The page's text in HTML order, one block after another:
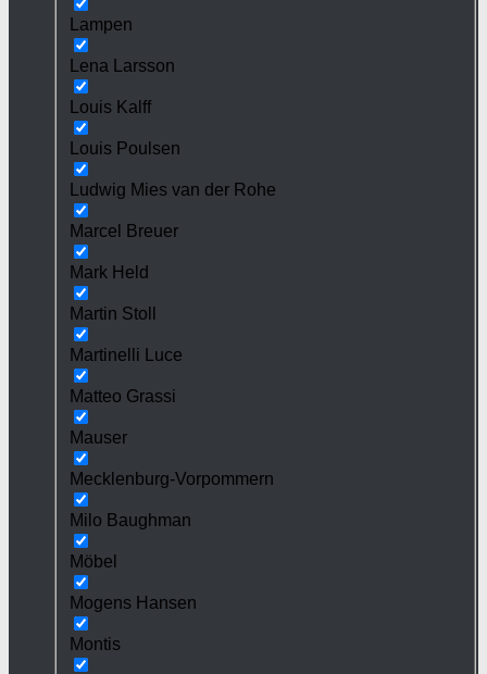
Lampen
Lena Larsson
Louis Kalff
Louis Poulsen
Ludwig Mies van der Rohe
Marcel Breuer
Mark Held
Martin Stoll
Martinelli Luce
Matteo Grassi
Mauser
Mecklenburg-Vorpommern
Milo Baughman
Möbel
Mogens Hansen
Montis